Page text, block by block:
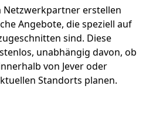
erstellen
Angebote, die speziell auf
sind. Diese
unabhängig davon, ob
von Jever oder
Standorts planen.